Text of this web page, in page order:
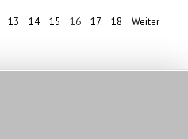
13 14 15 16 17 18
Weiter